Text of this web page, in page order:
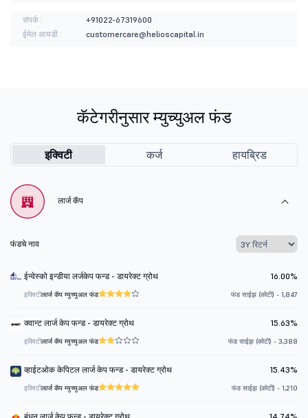
संपर्क :
+91022-67319600
ईमेल आयडी :
customercare@helioscapital.in
कॅटेगरीनुसार म्युच्युअल फंड
इक्विटी कर्ज हायब्रिड
लार्ज कॅप
फंडचे नाव
ईन्वेस्को इन्डीया लर्जकेप फन्ड - डायरेक्ट ग्रोथ 16.00%
इक्विटीलार्ज कॅप म्युच्युअल फंड फंड साईझ (कोटी) - 1,847
क्वान्ट लार्ज केप फन्ड - डायरेक्ट ग्रोथ 15.63%
इक्विटीलार्ज कॅप म्युच्युअल फंड फंड साईझ (कोटी) - 3,388
व्हाईटओक केपिटल लार्ज केप फन्ड - डायरेक्ट ग्रोथ 15.43%
इक्विटीलार्ज कॅप म्युच्युअल फंड फंड साईझ (कोटी) - 1,210